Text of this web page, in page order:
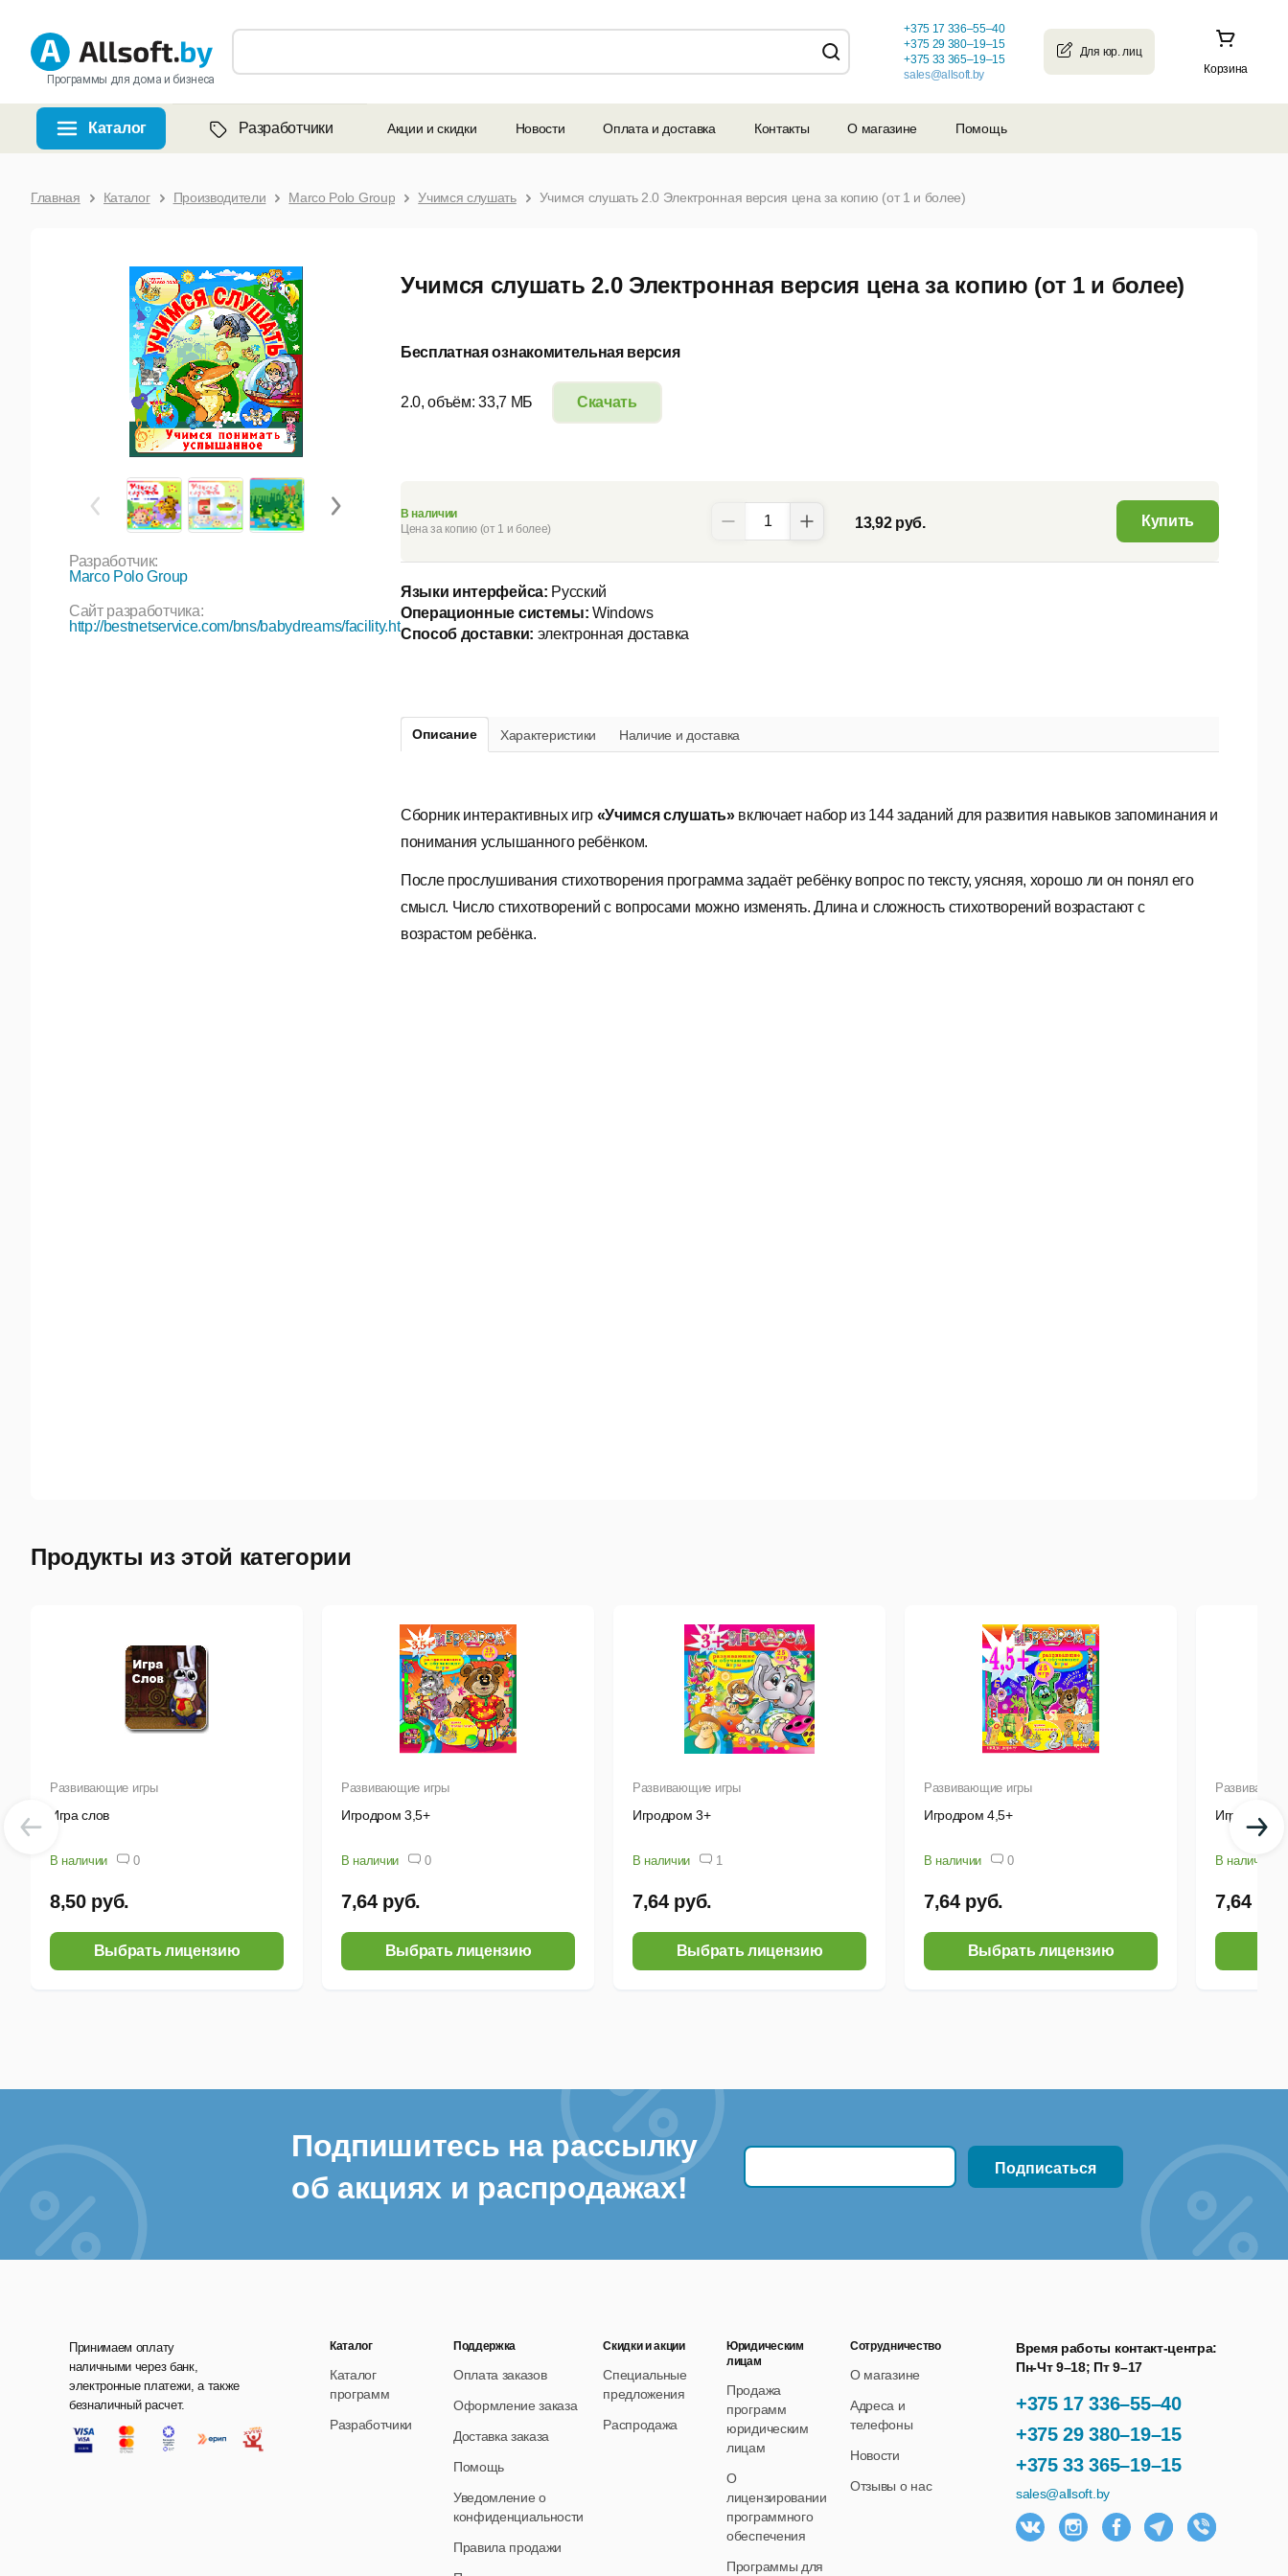
Программы для дома и бизнеса
Корзина
+375 17 336–55–40
+375 29 380–19–15
+375 33 365–19–15
sales@allsoft.by
Каталог Разработчики Акции и скидки Новости Оплата и доставка Контакты О магазине Помощь
Главная Каталог Производители Marco Polo Group Учимся слушать Учимся слушать 2.0 Электронная версия цена за копию (от 1 и более)
Учимся слушать 2.0 Электронная версия цена за копию (от 1 и более)
Разработчик:
Marco Polo Group
Сайт разработчика:
http://bestnetservice.com/bns/babydreams/facility.htm
Бесплатная ознакомительная версия
Скачать
2.0, объём: 33,7 МБ
Описание Характеристики Наличие и доставка
Сборник интерактивных игр «Учимся слушать»вклю­ча­ет набор из 144 за­да­ний для развития навыков запоминания и
понимания услышанного ребёнком.
После прослушивания стихотворения программа задаёт ребёнку вопрос по тексту, уясняя, хорошо ли он понял его
смысл. Число стихотворений с вопросами можно изменять. Длина и сложность стихотворений возрастают с
возрастом ребёнка.
В наличии
Цена за копию (от 1 и более)
13,92 руб. Купить
Языки интерфейса: Русский
Операционные системы: Windows
Способ доставки: электронная доставка
Продукты из этой категории
Развивающие игры
Игра слов
В наличии 0
8,50 руб.
Выбрать лицензию
Развивающие игры
Игродром 3,5+
В наличии 0
7,64 руб.
Выбрать лицензию
Развивающие игры
Игродром 3+
В наличии 1
7,64 руб.
Выбрать лицензию
Развивающие игры
Игродром 4,5+
В наличии 0
7,64 руб.
Выбрать лицензию
Игродром
В наличии
7,64
Подпишитесь на рассылку
об акциях и распродажах!
Принимаем оплату
наличными через банк,
электронные платежи, а также
безналичный расчет.
+375 17 336–55–40
+375 29 380–19–15
+375 33 365–19–15
Время работы контакт-центра:
Пн-Чт 9–18; Пт 9–17
sales@allsoft.by
Каталог
Каталог
программ
Разработчики
Поддержка
Оплата заказов
Оформление заказа
Доставка заказа
Помощь
Уведомление о
конфиденциальности
Правила продажи
Скидки и акции
Специальные
предложения
Распродажа
Юридическим
лицам
Продажа
программ
юридическим
лицам
О
лицензировании
программного
обеспечения
Программы для
Сотрудничество
О магазине
Адреса и
телефоны
Новости
Отзывы о нас